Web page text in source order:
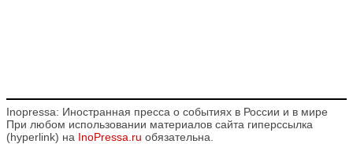
Inopressa: Иностранная пресса о событиях в России и в мире
При любом использовании материалов сайта гиперссылка
(hyperlink) на InoPressa.ru обязательна.